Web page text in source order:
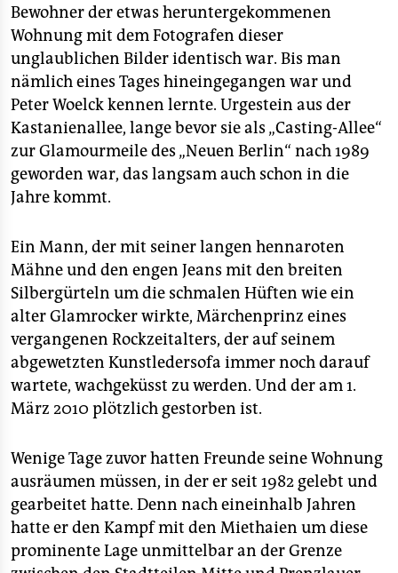
Bewohner der etwas heruntergekommenen
Wohnung mit dem Fotografen dieser
unglaublichen Bilder identisch war. Bis man
nämlich eines Tages hineingegangen war und
Peter Woelck kennen lernte. Urgestein aus der
Kastanienallee, lange bevor sie als „Casting-Allee“
zur Glamourmeile des „Neuen Berlin“ nach 1989
geworden war, das langsam auch schon in die
Jahre kommt.
Ein Mann, der mit seiner langen hennaroten
Mähne und den engen Jeans mit den breiten
Silbergürteln um die schmalen Hüften wie ein
alter Glamrocker wirkte, Märchenprinz eines
vergangenen Rockzeitalters, der auf seinem
abgewetzten Kunstledersofa immer noch darauf
wartete, wachgeküsst zu werden. Und der am 1.
März 2010 plötzlich gestorben ist.
Wenige Tage zuvor hatten Freunde seine Wohnung
ausräumen müssen, in der er seit 1982 gelebt und
gearbeitet hatte. Denn nach eineinhalb Jahren
hatte er den Kampf mit den Miethaien um diese
prominente Lage unmittelbar an der Grenze